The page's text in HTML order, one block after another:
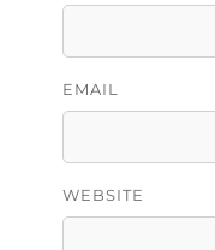
EMAIL
WEBSITE